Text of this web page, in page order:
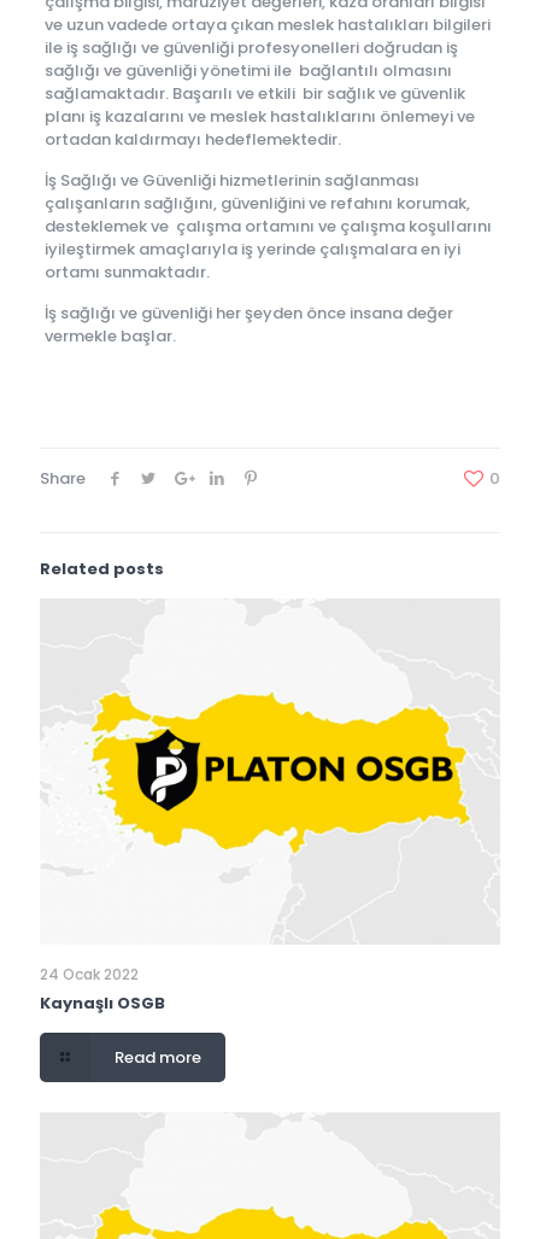
ve uzun vadede ortaya çıkan meslek hastalıkları bilgileri
ile iş sağlığı ve güvenliği profesyonelleri doğrudan iş
sağlığı ve güvenliği yönetimi ile bağlantılı olmasını
sağlamaktadır. Başarılı ve etkili bir sağlık ve güvenlik
planı iş kazalarını ve meslek hastalıklarını önlemeyi ve
ortadan kaldırmayı hedeflemektedir.
İş Sağlığı ve Güvenliği hizmetlerinin sağlanması
çalışanların sağlığını, güvenliğini ve refahını korumak,
desteklemek ve çalışma ortamını ve çalışma koşullarını
iyileştirmek amaçlarıyla iş yerinde çalışmalara en iyi
ortamı sunmaktadır.
İş sağlığı ve güvenliği her şeyden önce insana değer
vermekle başlar.
Share 0
Related posts
24 Ocak 2022
Kaynaşlı OSGB
Read more